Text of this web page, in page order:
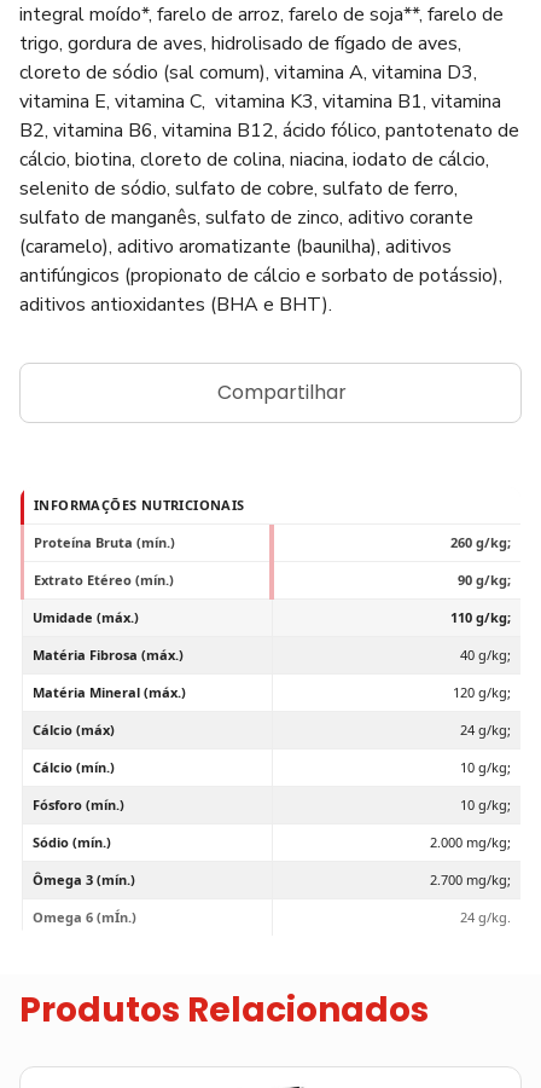
integral moído*, farelo de arroz, farelo de soja**, farelo de
trigo, gordura de aves, hidrolisado de fígado de aves,
cloreto de sódio (sal comum), vitamina A, vitamina D3,
vitamina E, vitamina C, vitamina K3, vitamina B1, vitamina
B2, vitamina B6, vitamina B12, ácido fólico, pantotenato de
cálcio, biotina, cloreto de colina, niacina, iodato de cálcio,
selenito de sódio, sulfato de cobre, sulfato de ferro,
sulfato de manganês, sulfato de zinco, aditivo corante
(caramelo), aditivo aromatizante (baunilha), aditivos
antifúngicos (propionato de cálcio e sorbato de potássio),
aditivos antioxidantes (BHA e BHT).
Compartilhar
INFORMAÇÕES NUTRICIONAIS
Proteína Bruta (mín.) 260 g/kg;
Extrato Etéreo (mín.) 90 g/kg;
Umidade (máx.) 110 g/kg;
Matéria Fibrosa (máx.) 40 g/kg;
Matéria Mineral (máx.) 120 g/kg;
Cálcio (máx) 24 g/kg;
Cálcio (mín.) 10 g/kg;
Fósforo (mín.) 10 g/kg;
Sódio (mín.) 2.000 mg/kg;
Ômega 3 (mín.) 2.700 mg/kg;
Omega 6 (mÍn.) 24 g/kg.
Produtos Relacionados